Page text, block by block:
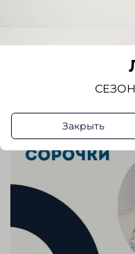
Отзывов еще никто
Написать отзыв
Закрыть